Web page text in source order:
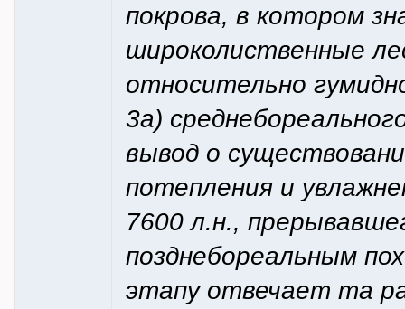
покрова, в котором
широколиственные
относительно
3а)
вывод о
потепления и
7600 л.н.,
позднебореальным
этапу отвечает та